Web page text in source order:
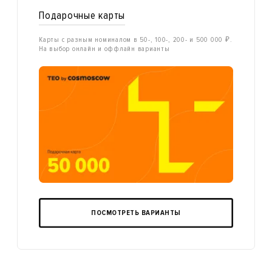
Подарочные карты
Карты с разным номиналом в 50-, 100-, 200- и 500 000 ₽.
На выбор онлайн и оффлайн варианты
ПОСМОТРЕТЬ ВАРИАНТЫ